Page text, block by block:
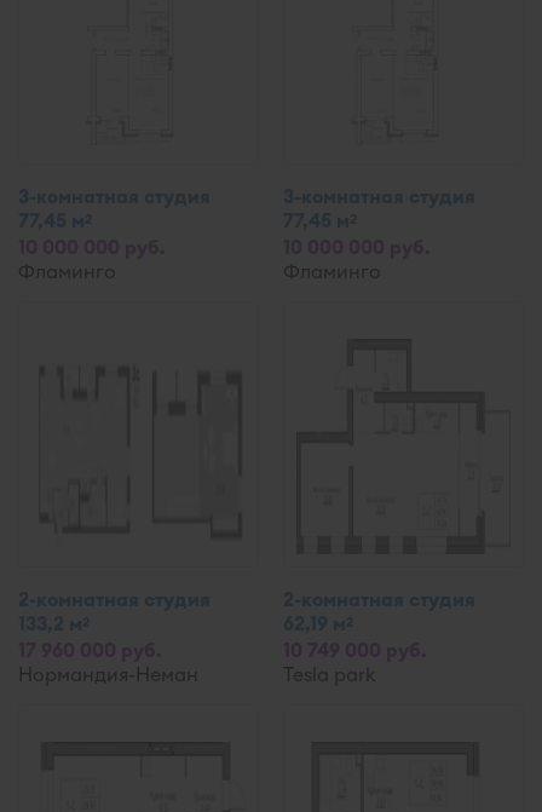
3-комнатная студия
77,45 м2
Фламинго
3-комнатная студия
77,45 м2
Фламинго
2-комнатная студия
133,2 м2
Нормандия-Неман
2-комнатная студия
62,19 м2
Tesla park